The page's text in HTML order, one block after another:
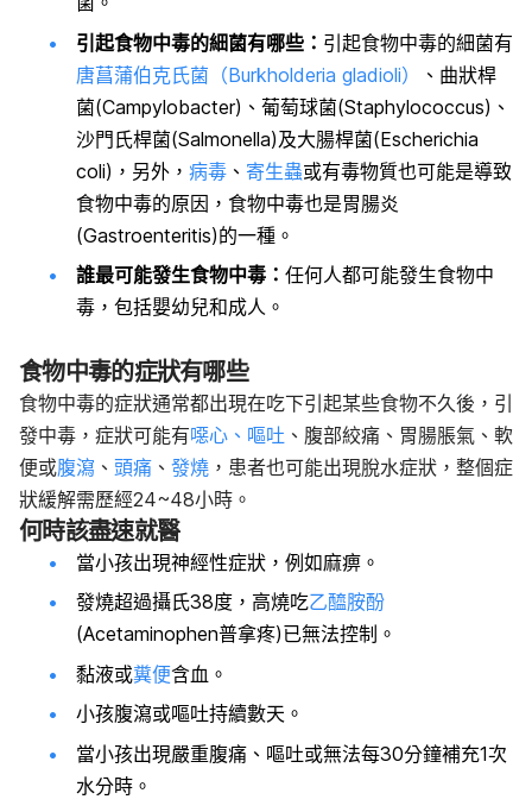
引起食物中毒的細菌有哪些： 引起食物中毒的細菌有
唐菖蒲伯克氏菌（Burkholderia gladioli）
、曲狀桿
菌(Campylobacter)、葡萄球菌(Staphylococcus)、
沙門氏桿菌(Salmonella)及大腸桿菌(Escherichia
coli)，另外， 病毒 、 寄生蟲或有毒物質也可能是導致
食物中毒的原因，食物中毒也是胃腸炎
(Gastroenteritis)的一種。
誰最可能發生食物中毒： 任何人都可能發生食物中
毒，包括嬰幼兒和成人。
食物中毒的症狀有哪些
食物中毒的症狀通常都出現在吃下引起某些食物不久後，引
發中毒，症狀可能有噁心、嘔吐 、腹部絞痛、胃腸脹氣、軟
便或腹瀉 、 頭痛 、 發燒 ，患者也可能出現脫水症狀，整個症
狀緩解需歷經24~48小時。
何時該盡速就醫
當小孩出現神經性症狀，例如麻痹。
發燒超過攝氏38度，高燒吃乙醯胺酚
(Acetaminophen普拿疼)已無法控制。
黏液或糞便含血。
小孩腹瀉或嘔吐持續數天。
當小孩出現嚴重腹痛、嘔吐或無法每30分鐘補充1次
水分時。